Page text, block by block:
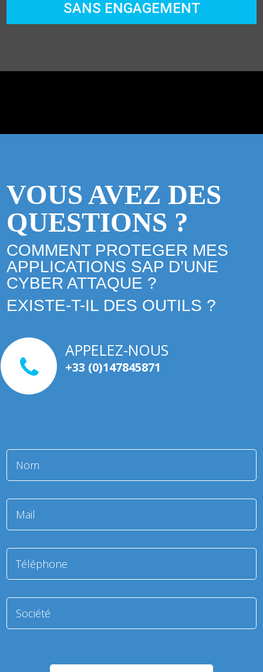
SANS ENGAGEMENT
VOUS AVEZ DES
QUESTIONS ?
COMMENT PROTEGER MES
APPLICATIONS SAP D’UNE
CYBER ATTAQUE ?
EXISTE-T-IL DES OUTILS ?
APPELEZ-NOUS
+33 (0)147845871